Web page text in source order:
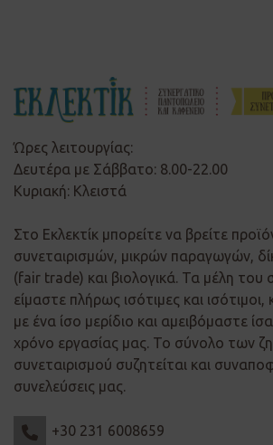
Ώρες λειτουργίας:
Δευτέρα με Σάββατο: 8.00-22.00
Κυριακή: Κλειστά
Στο Εκλεκτίκ μπορείτε να βρείτε
συνεταιρισμών, μικρών παραγωγών,
(fair trade) και βιολογικά. Τα μέλη του
είμαστε πλήρως ισότιμες και
με ένα ίσο μερίδιο και αμειβόμαστε
χρόνο εργασίας μας. Το σύνολο των
συνεταιρισμού συζητείται και
συνελεύσεις μας.
+30 231 6008659